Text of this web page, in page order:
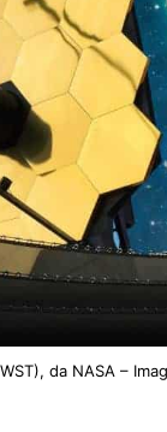
da NASA –